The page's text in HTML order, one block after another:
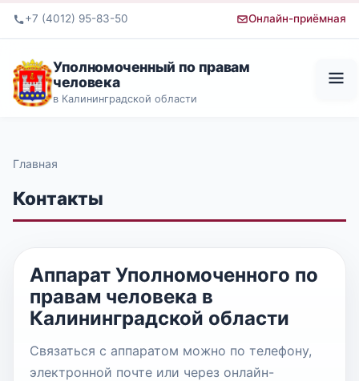
+7 (4012) 95-83-50 Онлайн-приёмная
Уполномоченный по правам
человека
в Калининградской области
Главная
Контакты
Аппарат Уполномоченного по
правам человека в
Калининградской области
Связаться с аппаратом можно по телефону,
электронной почте или через онлайн-